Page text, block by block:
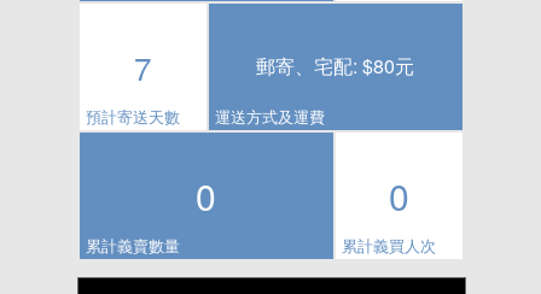
7
預計寄送天數
郵寄、宅配: $80元
運送方式及運費
0
累計義賣數量
0
累計義買人次